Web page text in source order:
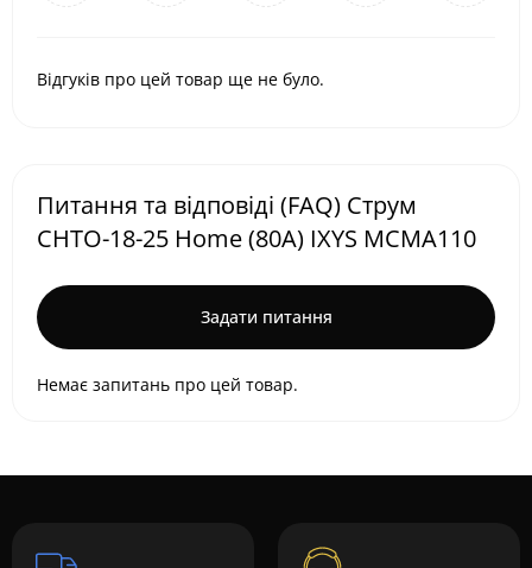
Відгуків про цей товар ще не було.
Питання та відповіді (FAQ) Струм
СНТО-18-25 Home (80А) IXYS MCMA110
Задати питання
Немає запитань про цей товар.